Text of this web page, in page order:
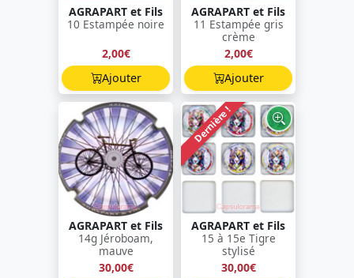
AGRAPART et Fils
10 Estampée noire
2,00€
Ajouter
AGRAPART et Fils
11 Estampée gris
crème
2,00€
Ajouter
AGRAPART et Fils
14g Jéroboam,
mauve
30,00€
Dernière !
AGRAPART et Fils
15 à 15e Tigre
stylisé
30,00€